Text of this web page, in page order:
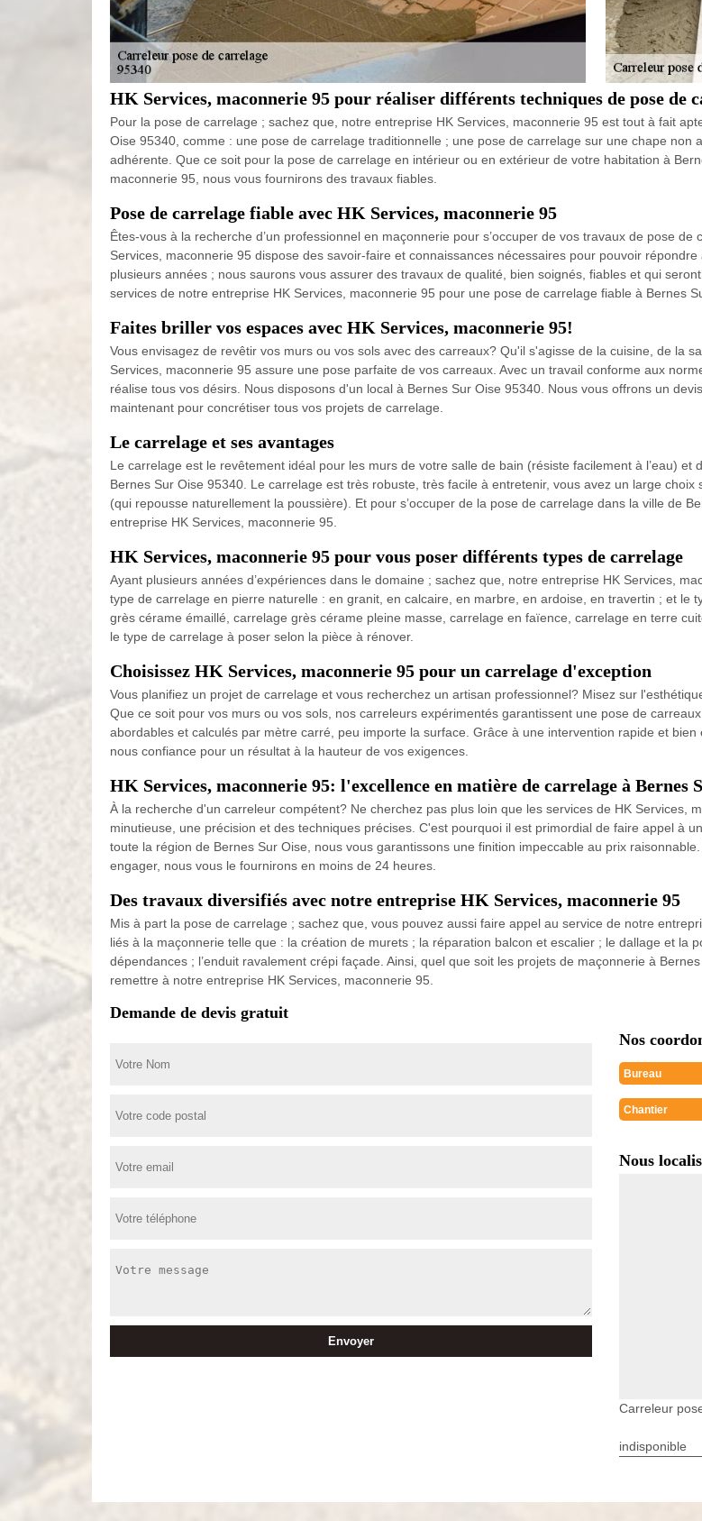
HK Services, maconnerie 95 pour réaliser différents techniques de pose de
Pour la pose de carrelage ; sachez que, notre entreprise HK Services, maconnerie 95 est tout à fait
Oise 95340, comme : une pose de carrelage traditionnelle ; une pose de carrelage sur une chape
adhérente. Que ce soit pour la pose de carrelage en intérieur ou en extérieur de votre habitation à
maconnerie 95, nous vous fournirons des travaux fiables.
Pose de carrelage fiable avec HK Services, maconnerie 95
Êtes-vous à la recherche d’un professionnel en maçonnerie pour s’occuper de vos travaux de pose
Services, maconnerie 95 dispose des savoir-faire et connaissances nécessaires pour pouvoir
plusieurs années ; nous saurons vous assurer des travaux de qualité, bien soignés, fiables et qui
services de notre entreprise HK Services, maconnerie 95 pour une pose de carrelage fiable à Bernes
Faites briller vos espaces avec HK Services, maconnerie 95!
Vous envisagez de revêtir vos murs ou vos sols avec des carreaux? Qu'il s'agisse de la cuisine, de la
Services, maconnerie 95 assure une pose parfaite de vos carreaux. Avec un travail conforme aux
réalise tous vos désirs. Nous disposons d'un local à Bernes Sur Oise 95340. Nous vous offrons un
maintenant pour concrétiser tous vos projets de carrelage.
Le carrelage et ses avantages
Le carrelage est le revêtement idéal pour les murs de votre salle de bain (résiste facilement à l’eau) et
Bernes Sur Oise 95340. Le carrelage est très robuste, très facile à entretenir, vous avez un large
(qui repousse naturellement la poussière). Et pour s’occuper de la pose de carrelage dans la ville de
entreprise HK Services, maconnerie 95.
HK Services, maconnerie 95 pour vous poser différents types de carrelage
Ayant plusieurs années d’expériences dans le domaine ; sachez que, notre entreprise HK Services,
type de carrelage en pierre naturelle : en granit, en calcaire, en marbre, en ardoise, en travertin ; et le
grès cérame émaillé, carrelage grès cérame pleine masse, carrelage en faïence, carrelage en terre
le type de carrelage à poser selon la pièce à rénover.
Choisissez HK Services, maconnerie 95 pour un carrelage d'exception
Vous planifiez un projet de carrelage et vous recherchez un artisan professionnel? Misez sur
Que ce soit pour vos murs ou vos sols, nos carreleurs expérimentés garantissent une pose de
abordables et calculés par mètre carré, peu importe la surface. Grâce à une intervention rapide et
nous confiance pour un résultat à la hauteur de vos exigences.
HK Services, maconnerie 95: l'excellence en matière de carrelage à Bernes
À la recherche d'un carreleur compétent? Ne cherchez pas plus loin que les services de HK Services,
minutieuse, une précision et des techniques précises. C'est pourquoi il est primordial de faire appel à
toute la région de Bernes Sur Oise, nous vous garantissons une finition impeccable au prix
engager, nous vous le fournirons en moins de 24 heures.
Des travaux diversifiés avec notre entreprise HK Services, maconnerie 95
Mis à part la pose de carrelage ; sachez que, vous pouvez aussi faire appel au service de notre
liés à la maçonnerie telle que : la création de murets ; la réparation balcon et escalier ; le dallage et la
dépendances ; l’enduit ravalement crépi façade. Ainsi, quel que soit les projets de maçonnerie à
remettre à notre entreprise HK Services, maconnerie 95.
Demande de devis gratuit
Nos
Bureau
Chantier
Nous
Carreleur
indisponible